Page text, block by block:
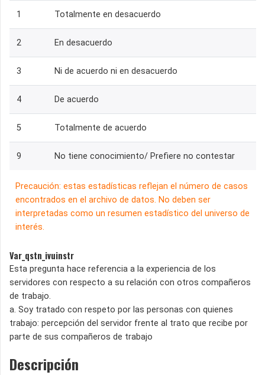
1 Totalmente en desacuerdo
2 En desacuerdo
3 Ni de acuerdo ni en desacuerdo
4 De acuerdo
5 Totalmente de acuerdo
9 No tiene conocimiento/ Prefiere no contestar
Precaución: estas estadísticas reflejan el número de casos
encontrados en el archivo de datos. No deben ser
interpretadas como un resumen estadístico del universo de
interés.
Var_qstn_ivuinstr
Esta pregunta hace referencia a la experiencia de los
servidores con respecto a su relación con otros compañeros
de trabajo.
a. Soy tratado con respeto por las personas con quienes
trabajo: percepción del servidor frente al trato que recibe por
parte de sus compañeros de trabajo
Descripción